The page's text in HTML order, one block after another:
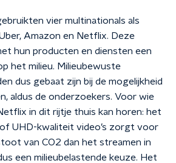
vier multinationals als
Amazon en Netflix. Deze
hun producten en diensten een
het milieu. Milieubewuste
dus gebaat zijn bij de mogelijkheid
aldus de onderzoekers. Voor wie
in dit rijtje thuis kan horen: het
UHD-kwaliteit video’s zorgt voor
van CO2 dan het streamen in
een milieubelastende keuze. Het